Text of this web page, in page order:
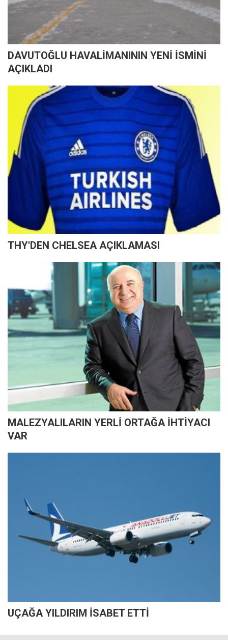
DAVUTOĞLU HAVALİMANININ YENİ İSMİNİ
AÇIKLADI
THY'DEN CHELSEA AÇIKLAMASI
MALEZYALILARIN YERLİ ORTAĞA İHTİYACI
VAR
UÇAĞA YILDIRIM İSABET ETTİ